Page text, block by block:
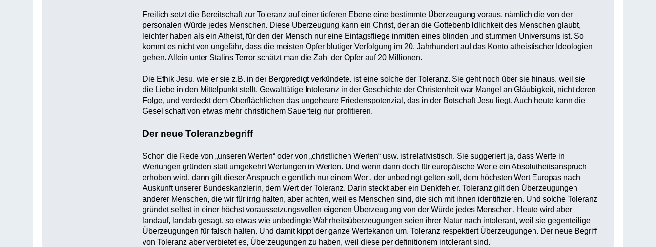
Freilich setzt die Bereitschaft zur Toleranz auf einer tieferen Ebene eine bestimmte Überzeugung voraus, nämlich die von der
personalen Würde jedes Menschen. Diese Überzeugung kann ein Christ, der an die Gottebenbildlichkeit des Menschen glaubt,
leichter haben als ein Atheist, für den der Mensch nur eine Eintagsfliege inmitten eines blinden und stummen Universums ist. So
kommt es nicht von ungefähr, dass die meisten Opfer blutiger Verfolgung im 20. Jahrhundert auf das Konto atheistischer Ideologien
gehen. Allein unter Stalins Terror schätzt man die Zahl der Opfer auf 20 Millionen.
Die Ethik Jesu, wie er sie z.B. in der Bergpredigt verkündete, ist eine solche der Toleranz. Sie geht noch über sie hinaus, weil sie
die Liebe in den Mittelpunkt stellt. Gewalttätige Intoleranz in der Geschichte der Christenheit war Mangel an Gläubigkeit, nicht deren
Folge, und verdeckt dem Oberflächlichen das ungeheure Friedenspotenzial, das in der Botschaft Jesu liegt. Auch heute kann die
Gesellschaft von etwas mehr christlichem Sauerteig nur profitieren.
Der neue Toleranzbegriff
Schon die Rede von „unseren Werten“ oder von „christlichen Werten“ usw. ist relativistisch. Sie suggeriert ja, dass Werte in
Wertungen gründen statt umgekehrt Wertungen in Werten. Und wenn dann doch für europäische Werte ein Absolutheitsanspruch
erhoben wird, dann gilt dieser Anspruch eigentlich nur einem Wert, der unbedingt gelten soll, dem höchsten Wert Europas nach
Auskunft unserer Bundeskanzlerin, dem Wert der Toleranz. Darin steckt aber ein Denkfehler. Toleranz gilt den Überzeugungen
anderer Menschen, die wir für irrig halten, aber achten, weil es Menschen sind, die sich mit ihnen identifizieren. Und solche Toleranz
gründet selbst in einer höchst voraussetzungsvollen eigenen Überzeugung von der Würde jedes Menschen. Heute wird aber
landauf, landab gesagt, so etwas wie unbedingte Wahrheitsüberzeugungen seien ihrer Natur nach intolerant, weil sie gegenteilige
Überzeugungen für falsch halten. Und damit kippt der ganze Wertekanon um. Toleranz respektiert Überzeugungen. Der neue Begriff
von Toleranz aber verbietet es, Überzeugungen zu haben, weil diese per definitionem intolerant sind.